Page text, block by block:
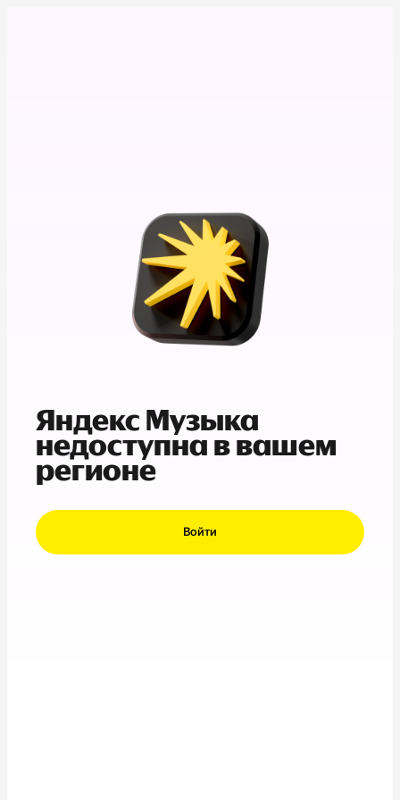
Яндекс Музыка
недоступна в вашем
регионе
Войти